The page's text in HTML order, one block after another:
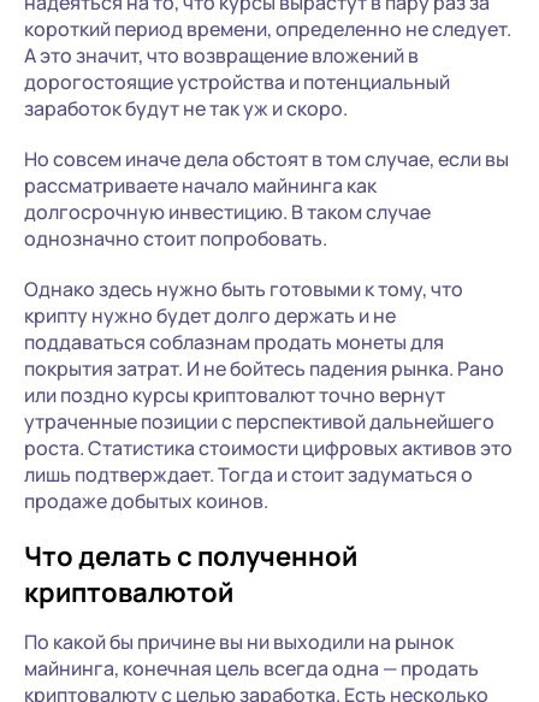
короткий период времени, определенно не следует.
А это значит, что возвращение вложений в
дорогостоящие устройства и потенциальный
заработок будут не так уж и скоро.
Но совсем иначе дела обстоят в том случае, если вы
рассматриваете начало майнинга как
долгосрочную инвестицию. В таком случае
однозначно стоит попробовать.
Однако здесь нужно быть готовыми к тому, что
крипту нужно будет долго держать и не
поддаваться соблазнам продать монеты для
покрытия затрат. И не бойтесь падения рынка. Рано
или поздно курсы криптовалют точно вернут
утраченные позиции с перспективой дальнейшего
роста. Статистика стоимости цифровых активов это
лишь подтверждает. Тогда и стоит задуматься о
продаже добытых коинов.
Что делать с полученной
криптовалютой
По какой бы причине вы ни выходили на рынок
майнинга, конечная цель всегда одна — продать
криптовалюту с целью заработка. Есть несколько